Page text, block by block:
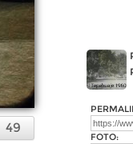
49
FOTO: